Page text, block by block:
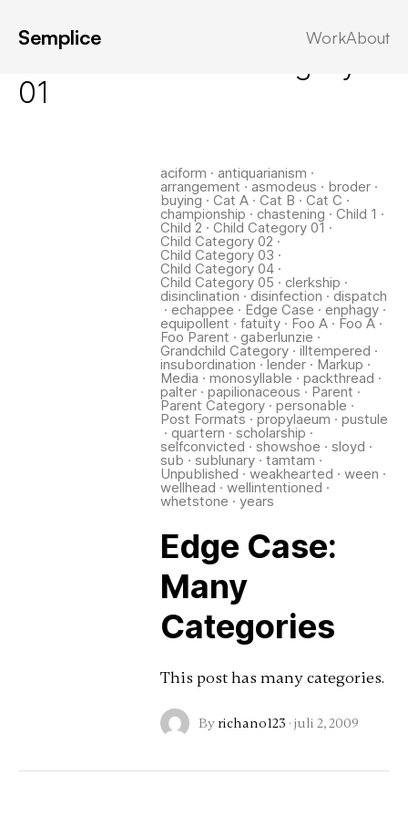
Semplice WorkAbout
01
aciform · antiquarianism ·
arrangement · asmodeus · broder·
buying · Cat A· Cat B · Cat C ·
championship · chastening · Child 1 ·
Child 2 · Child Category 01 ·
Child Category 02 ·
Child Category 03 ·
Child Category 04·
Child Category 05 · clerkship ·
disinclination ·disinfection ·dispatch
· echappee · Edge Case · enphagy·
equipollent · fatuity· Foo A· Foo A·
Foo Parent · gaberlunzie ·
Grandchild Category· illtempered ·
insubordination ·lender· Markup ·
Media · monosyllable · packthread ·
palter· papilionaceous · Parent ·
Parent Category· personable ·
Post Formats · propylaeum · pustule
· quartern · scholarship ·
selfconvicted · showshoe · sloyd ·
sub · sublunary· tamtam ·
Unpublished ·weakhearted · ween ·
wellhead · wellintentioned ·
whetstone · years
Edge Case:
Many
Categories
This post has many categories.
By richano123 · juli 2, 2009